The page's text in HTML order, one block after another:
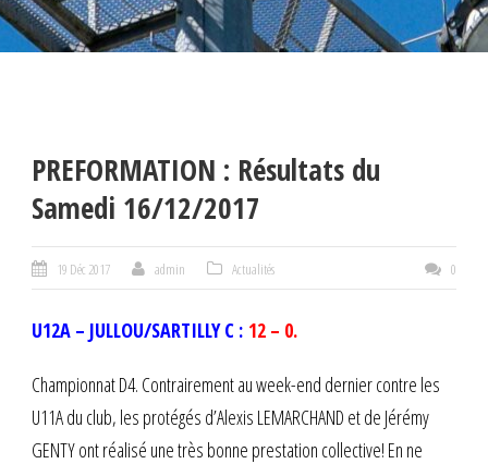
PREFORMATION : Résultats du
Samedi 16/12/2017
19 Déc 2017 admin Actualités 0
U12A – JULLOU/SARTILLY C : 12 – 0.
Championnat D4. Contrairement au week-end dernier contre les
U11A du club, les protégés d’Alexis LEMARCHAND et de Jérémy
GENTY ont réalisé une très bonne prestation collective! En ne